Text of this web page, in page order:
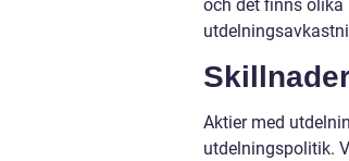
och det finns
Aktier med
utdelningspolitik.